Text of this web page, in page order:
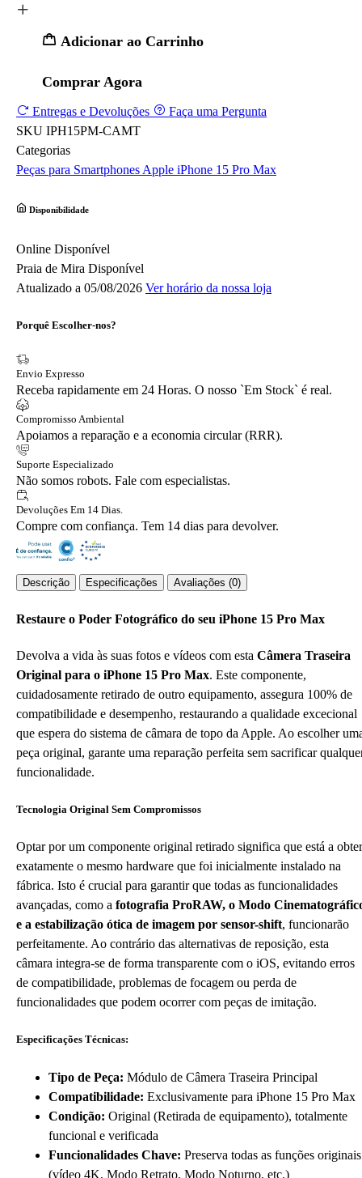
Adicionar ao Carrinho
Comprar Agora
Entregas e Devoluções
Faça uma Pergunta
SKU IPH15PM-CAMT
Categorias
Peças para Smartphones Apple iPhone 15 Pro Max
Disponibilidade
Online Disponível
Praia de Mira Disponível
Atualizado a 05/08/2026 Ver horário da nossa loja
Porquê Escolher-nos?
Envio Expresso
Receba rapidamente em 24 Horas. O nosso `Em Stock` é real.
Compromisso Ambiental
Apoiamos a reparação e a economia circular (RRR).
Suporte Especializado
Não somos robots. Fale com especialistas.
Devoluções Em 14 Dias.
Compre com confiança. Tem 14 dias para devolver.
Descrição Especificações Avaliações (0)
Restaure o Poder Fotográfico do seu iPhone 15 Pro Max
Devolva a vida às suas fotos e vídeos com esta Câmera Traseira
Original para o iPhone 15 Pro Max. Este componente,
cuidadosamente retirado de outro equipamento, assegura 100% de
compatibilidade e desempenho, restaurando a qualidade excecional
que espera do sistema de câmara de topo da Apple. Ao escolher
peça original, garante uma reparação perfeita sem sacrificar
funcionalidade.
Tecnologia Original Sem Compromissos
Optar por um componente original retirado significa que está a obter
exatamente o mesmo hardware que foi inicialmente instalado na
fábrica. Isto é crucial para garantir que todas as funcionalidades
avançadas, como a fotografia ProRAW, o Modo
e a estabilização ótica de imagem por sensor-shift, funcionarão
perfeitamente. Ao contrário das alternativas de reposição, esta
câmara integra-se de forma transparente com o iOS, evitando erros
de compatibilidade, problemas de focagem ou perda de
funcionalidades que podem ocorrer com peças de imitação.
Especificações Técnicas:
Tipo de Peça: Módulo de Câmera Traseira Principal
Compatibilidade: Exclusivamente para iPhone 15 Pro Max
Condição: Original (Retirada de equipamento), totalmente
funcional e verificada
Funcionalidades Chave: Preserva todas as funções originais
(vídeo 4K, Modo Retrato, Modo Noturno, etc.)